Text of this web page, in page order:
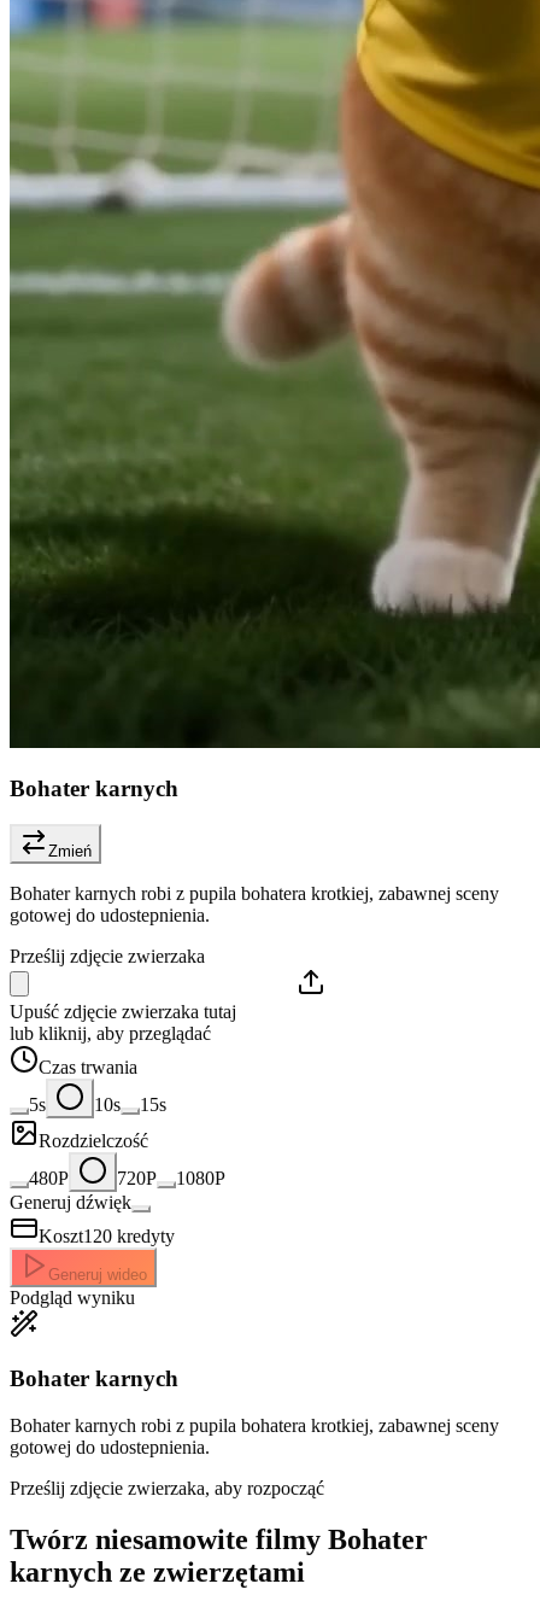
Bohater karnych
Zmień
Bohater karnych robi z pupila bohatera krotkiej, zabawnej sceny
gotowej do udostepnienia.
Prześlij zdjęcie zwierzaka
Upuść zdjęcie zwierzaka tutaj
lub kliknij, aby przeglądać
Czas trwania
5s
10s
15s
Rozdzielczość
480P
720P
1080P
Generuj dźwięk
Koszt120 kredyty
Generuj wideo
Podgląd wyniku
Bohater karnych
Bohater karnych robi z pupila bohatera krotkiej, zabawnej sceny
gotowej do udostepnienia.
Prześlij zdjęcie zwierzaka, aby rozpocząć
Twórz niesamowite filmy Bohater
karnych ze zwierzętami